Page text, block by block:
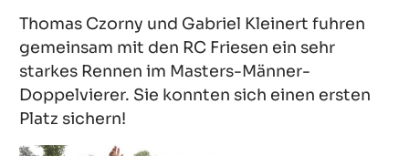
Thomas Czorny und Gabriel Kleinert fuhren
gemeinsam mit den RC Friesen ein sehr
starkes Rennen im Masters-Männer-
Doppelvierer. Sie konnten sich einen ersten
Platz sichern!